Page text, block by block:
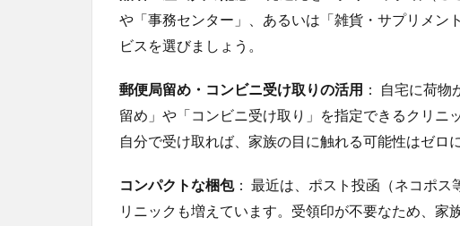
や「事務センター」、あるいは「雑貨・サプリメン
ビスを選びましょう。
郵便局留め・コンビニ受け取りの活用 ： 自宅に荷
留め」や「コンビニ受け取り」を指定できるクリニ
自分で受け取れば、家族の目に触れる可能性はゼロ
コンパクトな梱包： 最近は、ポスト投函（ネコポス
リニックも増えています。受領印が不要なため、家